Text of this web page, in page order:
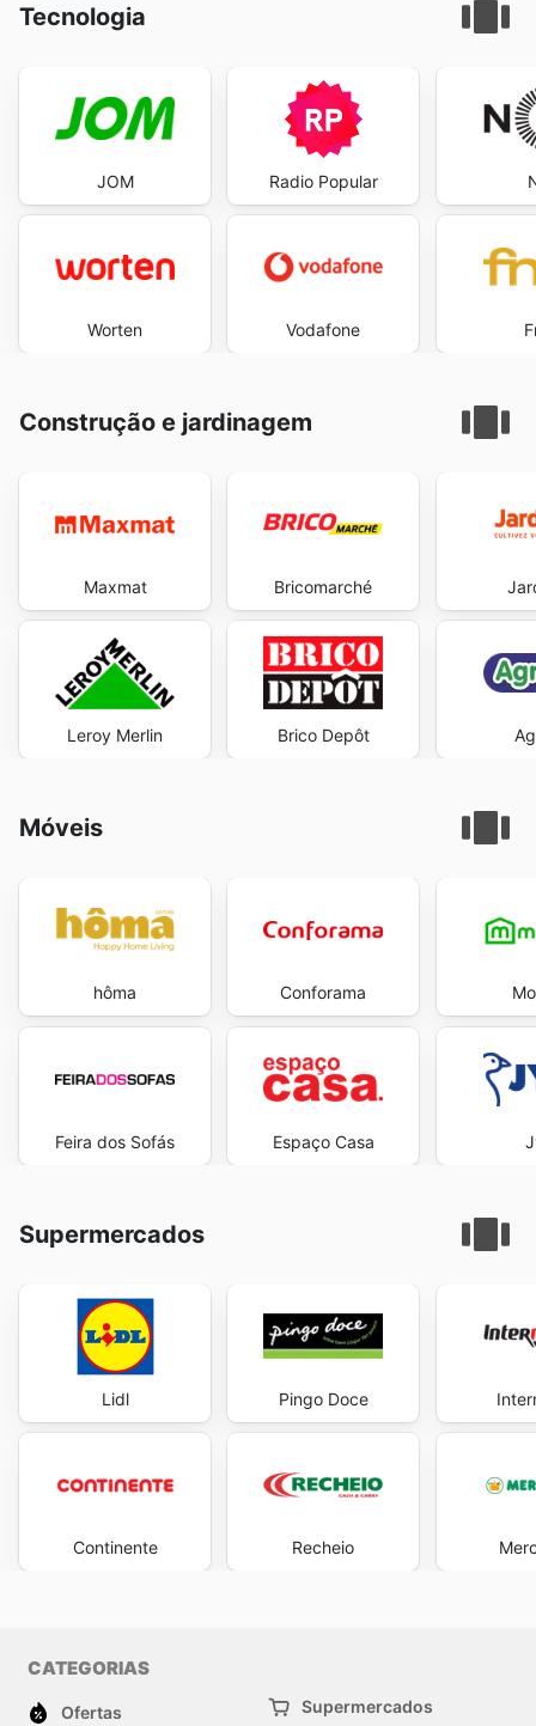
Tecnologia
JOM
Worten
Radio Popular
Vodafone
Construção e jardinagem
Maxmat
Leroy Merlin
Bricomarché
Brico Depôt
Móveis
hôma
Feira dos Sofás
Conforama
Espaço Casa
Supermercados
Lidl
Continente
Pingo Doce
Recheio
CATEGORIAS
Ofertas Supermercados